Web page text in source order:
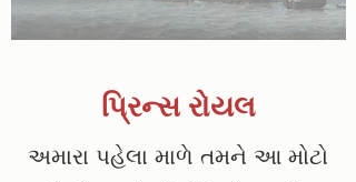
પ્રિન્સ રોયલ
અમારા પહેલા માળે તમને આ મોટો